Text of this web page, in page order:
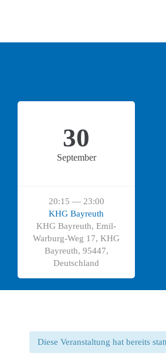
30
September
20:15 — 23:00
KHG Bayreuth
KHG Bayreuth, Emil-
Warburg-Weg 17, KHG
Bayreuth, 95447,
Deutschland
Diese Veranstaltung hat bereits